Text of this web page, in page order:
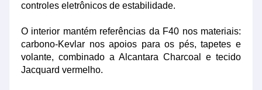
controles eletrônicos de estabilidade.
O interior mantém referências da F40 nos materiais:
carbono-Kevlar nos apoios para os pés, tapetes e
volante, combinado a Alcantara Charcoal e tecido
Jacquard vermelho.